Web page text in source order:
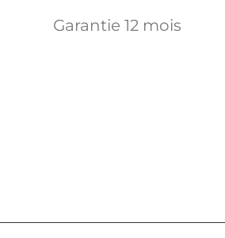
Garantie 12 mois